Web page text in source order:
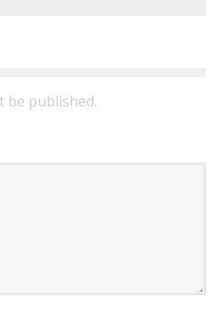
be published.